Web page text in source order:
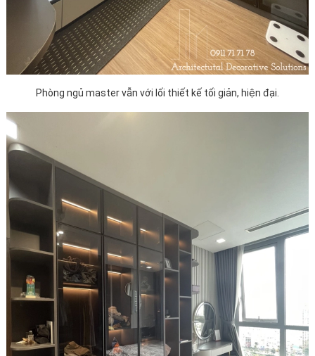
Phòng ngủ master vẫn với lối thiết kế tối giản, hiện đại.